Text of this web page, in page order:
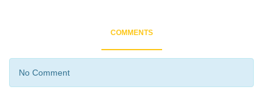
COMMENTS
No Comment